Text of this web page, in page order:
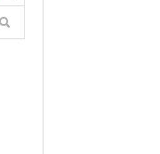
- 2025년 07월 02일